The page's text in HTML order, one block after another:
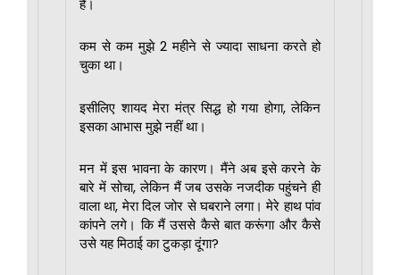
है।
कम से कम मुझे 2 महीने से ज्यादा साधना करते हो
चुका था।
इसीलिए शायद मेरा मंत्र सिद्ध हो गया होगा, लेकिन
इसका आभास मुझे नहीं था।
मन में इस भावना के कारण। मैंने अब इसे करने के
बारे में सोचा, लेकिन मैं जब उसके नजदीक पहुंचने ही
वाला था, मेरा दिल जोर से घबराने लगा। मेरे हाथ पांव
कांपने लगे। कि मैं उससे कैसे बात करूंगा और कैसे
उसे यह मिठाई का टुकड़ा दूंगा?